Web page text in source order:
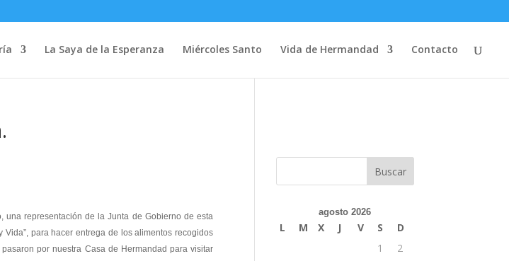
La Saya de la Esperanza Miércoles Santo Vida de Hermandad Contacto
de la Junta de Gobierno de esta
para hacer entrega de los alimentos recogidos
por nuestra Casa de Hermandad para visitar
agosto 2026
L M X J V S
D
1
2